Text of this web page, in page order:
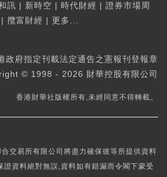
訊 | 新時空 | 時代財經 | 證券市場周
| 攬富財經 | 更多...
政府指定刊載法定通告之憲報刊登報章
© 1998 - 2026 財華控股有限公司
香港財華社版權所有,未經同意不得轉載。
交易所有限公司將盡力確保彼等所提供資料
證資料絕對無誤,資料如有錯漏而令閣下蒙受